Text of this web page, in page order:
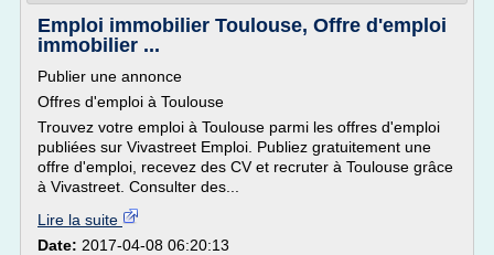
Emploi immobilier Toulouse, Offre d'emploi
immobilier ...
Publier une annonce
Offres d'emploi à Toulouse
Trouvez votre emploi à Toulouse parmi les offres d'emploi
publiées sur Vivastreet Emploi. Publiez gratuitement une
offre d'emploi, recevez des CV et recruter à Toulouse grâce
à Vivastreet. Consulter des...
Lire la suite
Date: 2017-04-08 06:20:13